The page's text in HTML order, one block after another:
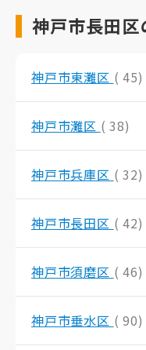
神戸市長田区
神戸市東灘区 ( 45)
神戸市灘区 ( 38)
神戸市兵庫区 ( 32)
神戸市長田区 ( 42)
神戸市須磨区 ( 46)
神戸市垂水区 ( 90)